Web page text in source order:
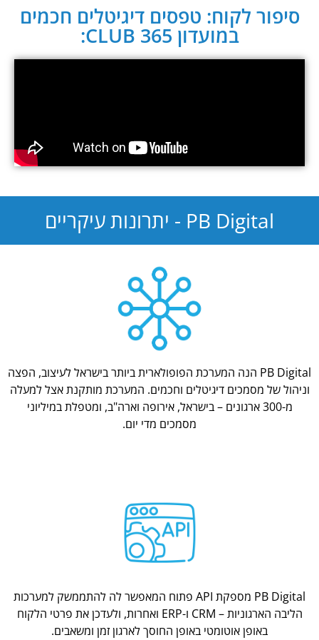
סיפור לקוח: טפסים דיגיטלים חכמים
במועדון CLUB 365:
PB Digital - יתרונות עיקריים
PB Digital הנה המערכת הפופולארית ביותר בישראל לעיצוב, הפצה
וניהול של מסמכים דיגיטלים וחכמים. המערכת מותקנת אצל למעלה
מ-300 ארגונים – בישראל, אירופה וארה"ב, ומטפלת במיליוני
מסמכים מדי יום.
PB Digital מספקת API פתוח המאפשר לה להתממשק למערכות
הליבה הארגוניות – CRM ו-ERP ואחרות, ולעדכן את פרטי הלקוח
באופן אוטומטי באופן החוסך לארגון זמן ומשאבים.